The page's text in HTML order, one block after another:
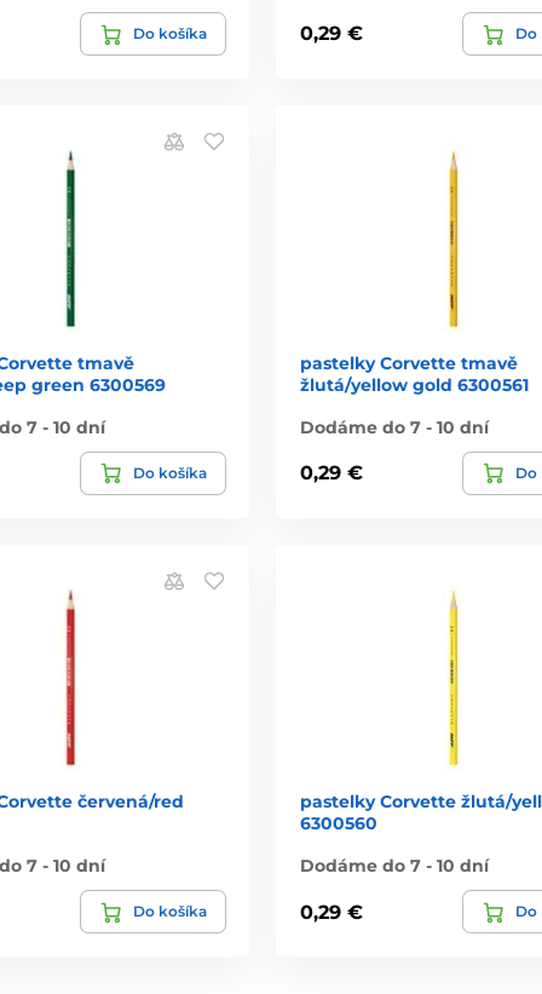
Do košíka 0,29 € Do
tmavě
green 6300569
7 - 10 dní
Do košíka
pastelky Corvette tmavě
žlutá/yellow gold 6300561
Dodáme do 7 - 10 dní
0,29 € Do
červená/red
7 - 10 dní
Do košíka
pastelky Corvette žlutá/
6300560
Dodáme do 7 - 10 dní
0,29 € Do